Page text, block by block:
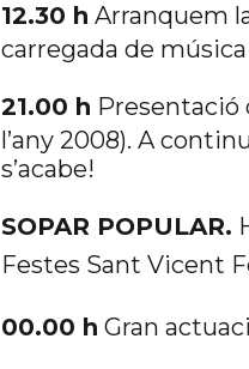
12.30 h Arranquem
carregada de
21.00 h Presentació
l’any 2008). A
s’acabe!
SOPAR POPULAR.
Festes Sant Vicent
00.00 h Gran